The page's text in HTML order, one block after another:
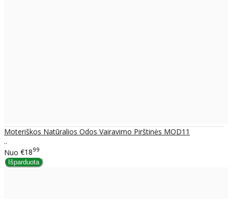
Moteriškos Natūralios Odos Vairavimo Pirštinės MOD11
..
Nuo €1899